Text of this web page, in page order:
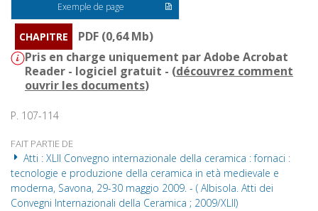
Exemple de page
CHAPITRE
PDF (0,64 Mb)
Pris en charge uniquement par Adobe Acrobat
Reader - logiciel gratuit - (découvrez comment
ouvrir les documents)
P. 107-114
FAIT PARTIE DE
Atti : XLII Convegno internazionale della ceramica : fornaci :
tecnologie e produzione della ceramica in età medievale e
moderna, Savona, 29-30 maggio 2009. - ( Albisola. Atti dei
Convegni Internazionali della Ceramica ; 2009/XLII)